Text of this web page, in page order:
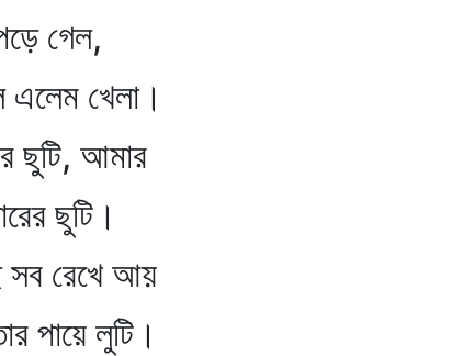
গেল,
খেলা।
ছুটি, আমার
ছুটি।
সব রেখে আয়
লুটি।